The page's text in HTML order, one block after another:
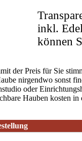
inkl.
können
der Preis für Sie
nirgendwo sonst
oder
Hauben kosten